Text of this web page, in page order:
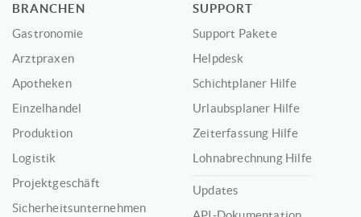
BRANCHEN
Gastronomie
Arztpraxen
Apotheken
Einzelhandel
Produktion
Logistik
Projektgeschäft
Sicherheitsunternehmen
SUPPORT
Support Pakete
Helpdesk
Schichtplaner Hilfe
Urlaubsplaner Hilfe
Zeiterfassung Hilfe
Lohnabrechnung Hilfe
Updates